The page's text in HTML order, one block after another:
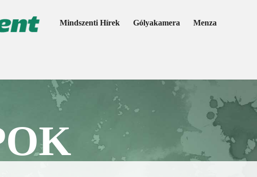
Mindszenti Hírek Gólyakamera Menza